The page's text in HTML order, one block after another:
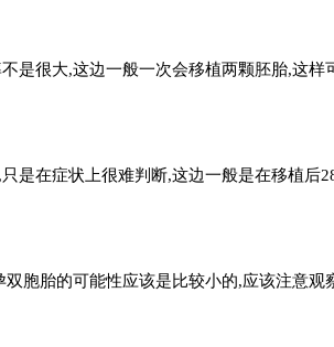
是很大,这边一般一次会移植两颗胚胎,这样
是在症状上很难判断,这边一般是在移植后
胞胎的可能性应该是比较小的,应该注意观